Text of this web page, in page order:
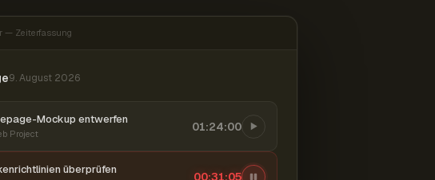
— Zeiterfassung
9. August 2026
Mockup entwerfen
Project
01:24:00
überprüfen 00:31:06